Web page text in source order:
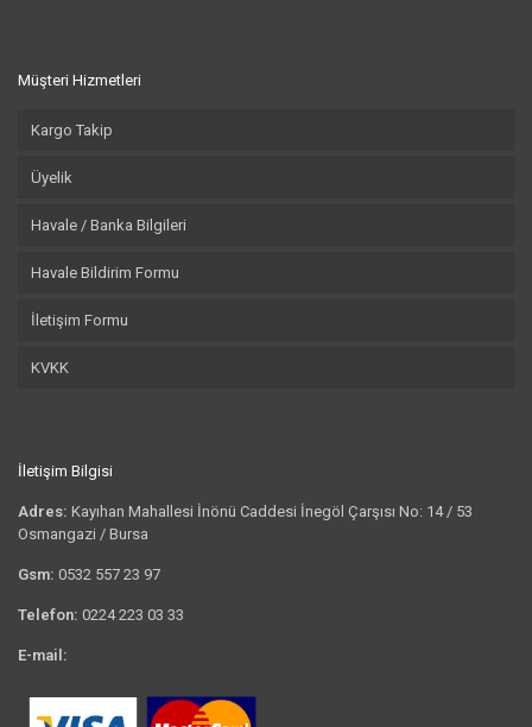
Müşteri Hizmetleri
Kargo Takip
Üyelik
Havale / Banka Bilgileri
Havale Bildirim Formu
İletişim Formu
KVKK
İletişim Bilgisi
Adres: Kayıhan Mahallesi İnönü Caddesi İnegöl Çarşısı No: 14 / 53
Osmangazi / Bursa
Gsm: 0532 557 23 97
Telefon: 0224 223 03 33
E-mail: